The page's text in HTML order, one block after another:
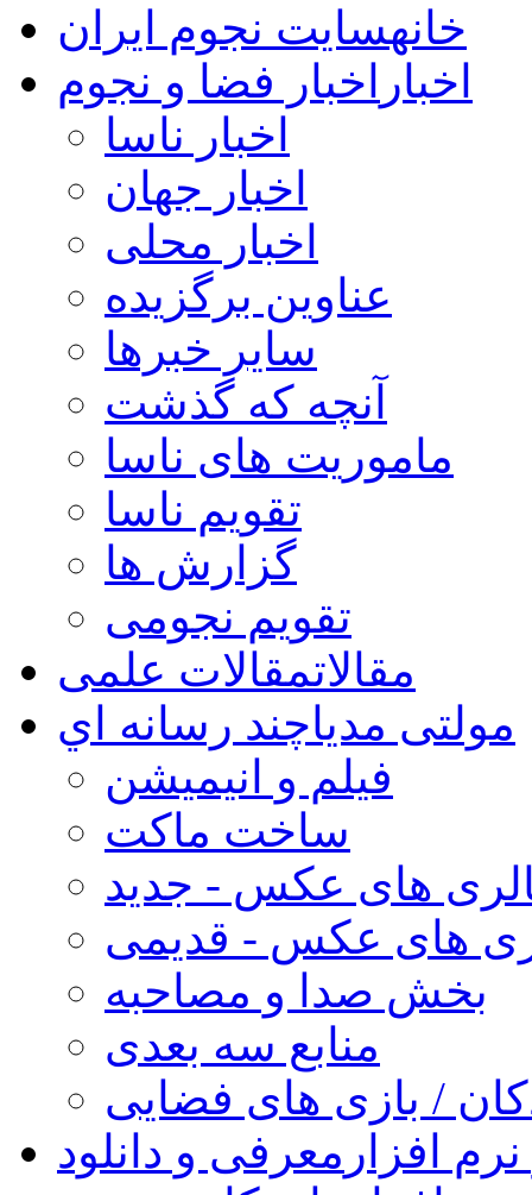
خانهسایت نجوم ایران
اخبار اخبار فضا و نجوم
اخبار ناسا
اخبار جهان
اخبار محلی
عناوین برگزیده
سایر خبرها
آنچه که گذشت
ماموریت های ناسا
تقویم ناسا
گزارش ها
تقویم نجومی
مقالاتمقالات علمی
مولتی مدیاچند رسانه اي
فیلم و انیمیشن
ساخت ماکت
های عکس - جدید
های عکس - قدیمی
بخش صدا و مصاحبه
منابع سه بعدی
/ بازی های فضایی
افزار معرفی و دانلود